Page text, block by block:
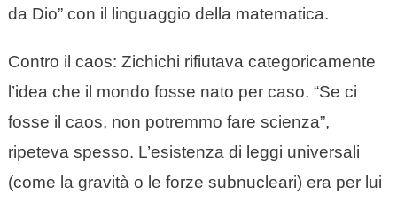
da Dio” con il linguaggio della matematica.
Contro il caos: Zichichi rifiutava categoricamente
l’idea che il mondo fosse nato per caso. “Se ci
fosse il caos, non potremmo fare scienza”,
ripeteva spesso. L’esistenza di leggi universali
(come la gravità o le forze subnucleari) era per lui